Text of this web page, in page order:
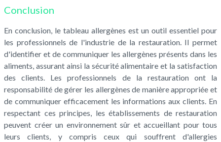
Conclusion
En conclusion, le tableau allergènes est un outil essentiel pour
les professionnels de l'industrie de la restauration. Il permet
d'identifier et de communiquer les allergènes présents dans les
aliments, assurant ainsi la sécurité alimentaire et la satisfaction
des clients. Les professionnels de la restauration ont la
responsabilité de gérer les allergènes de manière appropriée et
de communiquer efficacement les informations aux clients. En
respectant ces principes, les établissements de restauration
peuvent créer un environnement sûr et accueillant pour tous
leurs clients, y compris ceux qui souffrent d'allergies